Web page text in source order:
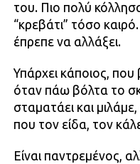
του. Πιο πολύ
“κρεβάτι” τόσο
έπρεπε να αλλάξει.
Υπάρχει κάποιος,
όταν πάω βόλτα το
σταματάει και
που τον είδα, τον
Είναι παντρεμένος,